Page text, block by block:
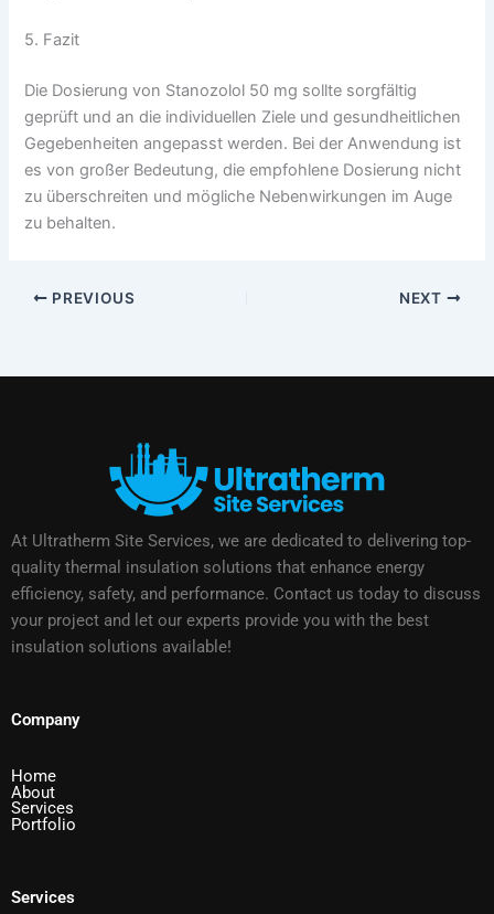
5. Fazit
Die Dosierung von Stanozolol 50 mg sollte sorgfältig
geprüft und an die individuellen Ziele und gesundheitlichen
Gegebenheiten angepasst werden. Bei der Anwendung ist
es von großer Bedeutung, die empfohlene Dosierung nicht
zu überschreiten und mögliche Nebenwirkungen im Auge
zu behalten.
PREVIOUS NEXT
At Ultratherm Site Services, we are dedicated to delivering top-
quality thermal insulation solutions that enhance energy
efficiency, safety, and performance. Contact us today to discuss
your project and let our experts provide you with the best
insulation solutions available!
Company
Home
About
Services
Portfolio
Services